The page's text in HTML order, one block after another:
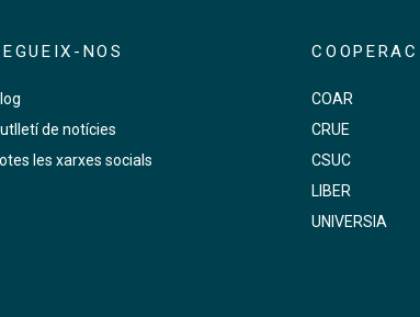
NOS
de notícies
les xarxes socials
COAR
CRUE
CSUC
LIBER
UNIVERSIA